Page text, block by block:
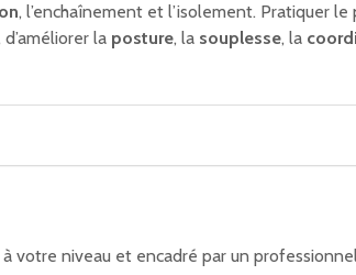
, l’enchaînement et l’isolement. Pratiquer le
la posture, la souplesse, la
votre niveau et encadré par un